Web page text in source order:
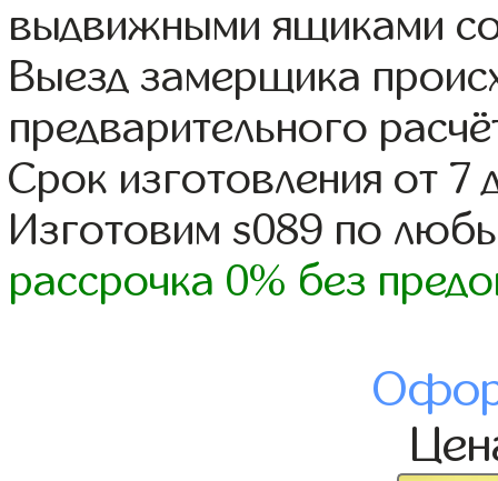
выдвижными ящиками
Выезд замерщика
предварительного
Срок изготовления от 7
Изготовим s089 по
рассрочка 0% без